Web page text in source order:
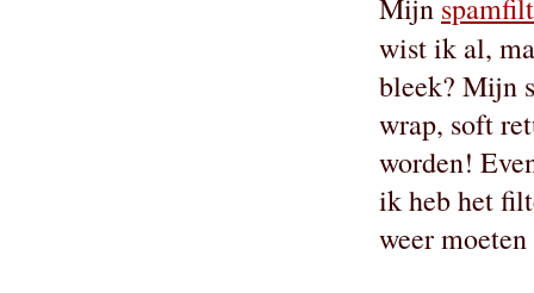
Mijn
wist ik al,
bleek? Mijn
wrap, soft
worden!
ik heb het
weer